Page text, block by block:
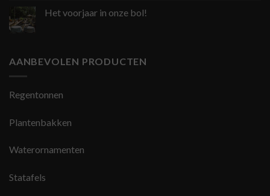
Het voorjaar in onze bol!
AANBEVOLEN PRODUCTEN
Regentonnen
Plantenbakken
Waterornamenten
Statafels